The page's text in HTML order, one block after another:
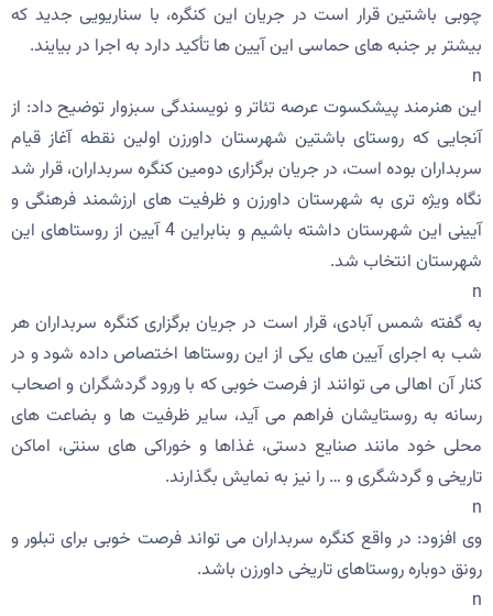
چوبی باشتین قرار است در جریان این کنگره، با سناریویی جدید که
بیشتر بر جنبه های حماسی این آیین ها تأکید دارد به اجرا در بیایند.
n
این هنرمند پیشکسوت عرصه تئاتر و نویسندگی سبزوار توضیح داد: از
آنجایی که روستای باشتین شهرستان داورزن اولین نقطه آغاز قیام
سربداران بوده است، در جریان برگزاری دومین کنگره سربداران، قرار شد
نگاه ویژه تری به شهرستان داورزن و ظرفیت های ارزشمند فرهنگی و
آیینی این شهرستان داشته باشیم و بنابراین 4 آیین از روستاهای این
شهرستان انتخاب شد.
n
به گفته شمس آبادی، قرار است در جریان برگزاری کنگره سربداران هر
شب به اجرای آیین های یکی از این روستاها اختصاص داده شود و در
کنار آن اهالی می توانند از فرصت خوبی که با ورود گردشگران و اصحاب
رسانه به روستایشان فراهم می آید، سایر ظرفیت ها و بضاعت های
محلی خود مانند صنایع دستی، غذاها و خوراکی های سنتی، اماکن
تاریخی و گردشگری و … را نیز به نمایش بگذارند.
n
وی افزود: در واقع کنگره سربداران می تواند فرصت خوبی برای تبلور و
رونق دوباره روستاهای تاریخی داورزن باشد.
n